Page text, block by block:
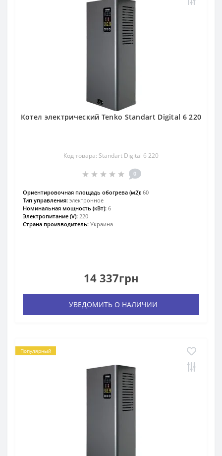
Котел электрический Tenko Standart Digital 6 220
Код товара: Standart Digital 6 220
0
Ориентировочная площадь обогрева (м2): 60
Тип управления: электронное
Номинальная мощность (кВт): 6
Электропитание (V): 220
Страна производитель: Украина
14 337грн
УВЕДОМИТЬ О НАЛИЧИИ
Популярный